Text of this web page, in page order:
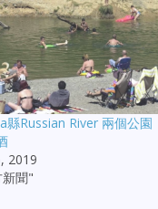
縣Russian River 兩個公園
2019
聞"